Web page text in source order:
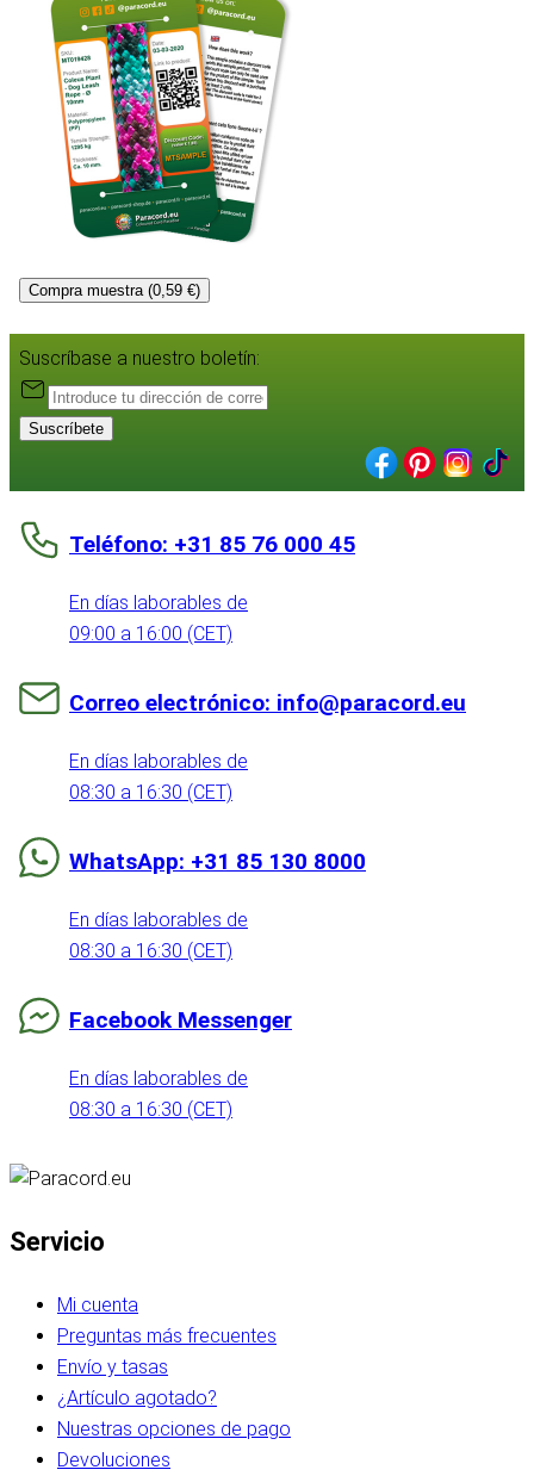
Compra muestra (0,59 €)
Suscríbase a nuestro boletín:
Suscríbete
Teléfono: +31 85 76 000 45
En días laborables de
09:00 a 16:00 (CET)
Correo electrónico: info@paracord.eu
En días laborables de
08:30 a 16:30 (CET)
WhatsApp: +31 85 130 8000
En días laborables de
08:30 a 16:30 (CET)
Facebook Messenger
En días laborables de
08:30 a 16:30 (CET)
Servicio
Mi cuenta
Preguntas más frecuentes
Envío y tasas
¿Artículo agotado?
Nuestras opciones de pago
Devoluciones